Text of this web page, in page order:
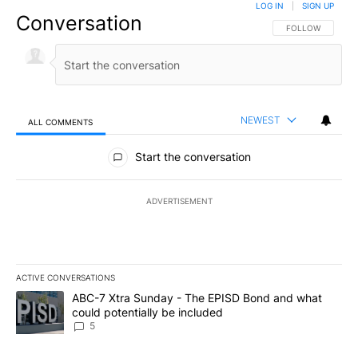
Conversation FOLLOW THIS
FOLLOW
LOG IN SIGN UP
ALL COMMENTS NEWEST
All Comments
Start the conversation
ADVERTISEMENT
ACTIVE CONVERSATIONS
The following is a list of the most commented articles in the last
A trending article titled "ABC-7 Xtra Sunday - The EPISD Bond
ABC-7 Xtra Sunday - The EPISD Bond and what
could potentially be included
5